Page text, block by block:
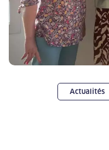
Actualités